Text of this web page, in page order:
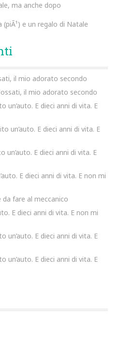
ma anche dopo
e un regalo di Natale
il mio adorato secondo
il mio adorato secondo
un’auto. E dieci anni di vita. E
un’auto. E dieci anni di vita. E
un’auto. E dieci anni di vita. E
E dieci anni di vita. E non mi
da fare al meccanico
E dieci anni di vita. E non mi
un’auto. E dieci anni di vita. E
un’auto. E dieci anni di vita. E